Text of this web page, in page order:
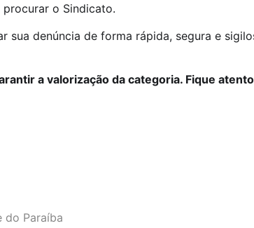
o Sindicato.
denúncia de forma rápida, segura e
a valorização da categoria. Fique
do Paraíba